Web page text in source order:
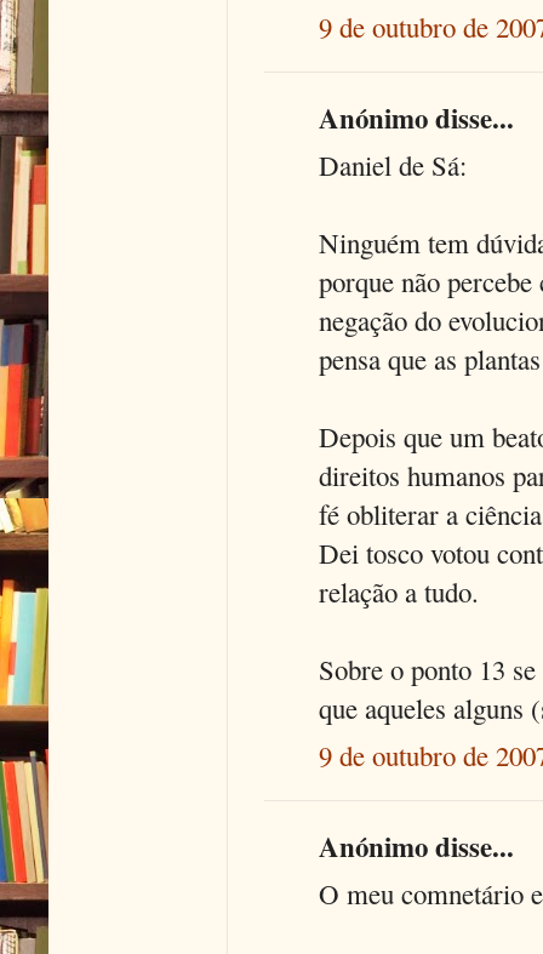
9 de outubro de
Anónimo disse...
Daniel de Sá:
Ninguém tem
porque não
negação do
pensa que as
Depois que um
direitos humanos
fé obliterar a
Dei tosco votou
relação a tudo.
Sobre o ponto 13
que aqueles alguns
9 de outubro de
Anónimo disse...
O meu comnetário